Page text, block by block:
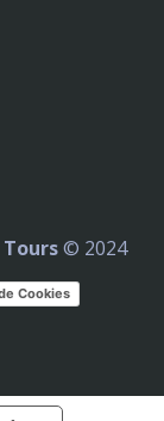
© 2024
Cookies